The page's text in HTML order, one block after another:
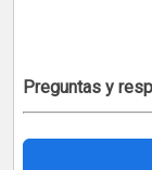
Preguntas y